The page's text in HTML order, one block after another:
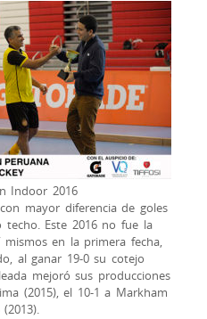
Indoor 2016
mayor diferencia de goles
Este 2016 no fue la
en la primera fecha,
al ganar 19-0 su cotejo
mejoró sus producciones
(2015), el 10-1 a Markham